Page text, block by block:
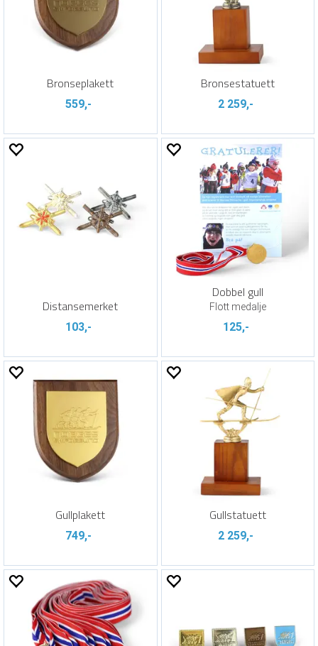
Bronseplakett
559,-
Bronsestatuett
2 259,-
Distansemerket
103,-
Dobbel gull
Flott medalje
125,-
Gullplakett
749,-
Gullstatuett
2 259,-